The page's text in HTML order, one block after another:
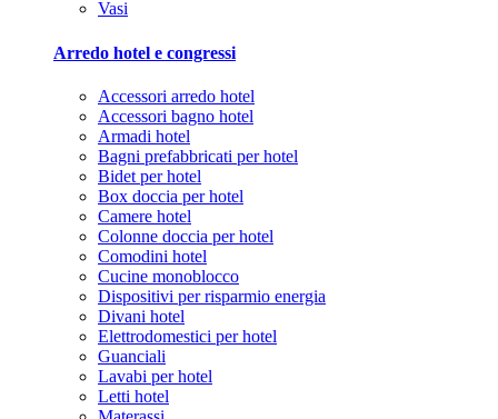
Vasi
Arredo hotel e congressi
Accessori arredo hotel
Accessori bagno hotel
Armadi hotel
Bagni prefabbricati per hotel
Bidet per hotel
Box doccia per hotel
Camere hotel
Colonne doccia per hotel
Comodini hotel
Cucine monoblocco
Dispositivi per risparmio energia
Divani hotel
Elettrodomestici per hotel
Guanciali
Lavabi per hotel
Letti hotel